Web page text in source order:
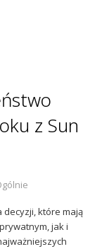
z Sun
które mają
jak i